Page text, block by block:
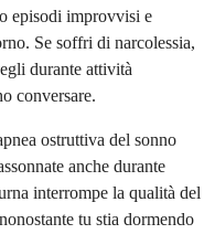
episodi improvvisi e
Se soffri di narcolessia,
durante attività
conversare.
ostruttiva del sonno
anche durante
interrompe la qualità del
tu stia dormendo